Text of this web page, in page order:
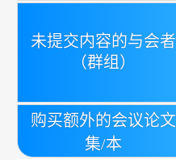
未提交内容的与会者
（群组）
购买额外的会议论文
集/本